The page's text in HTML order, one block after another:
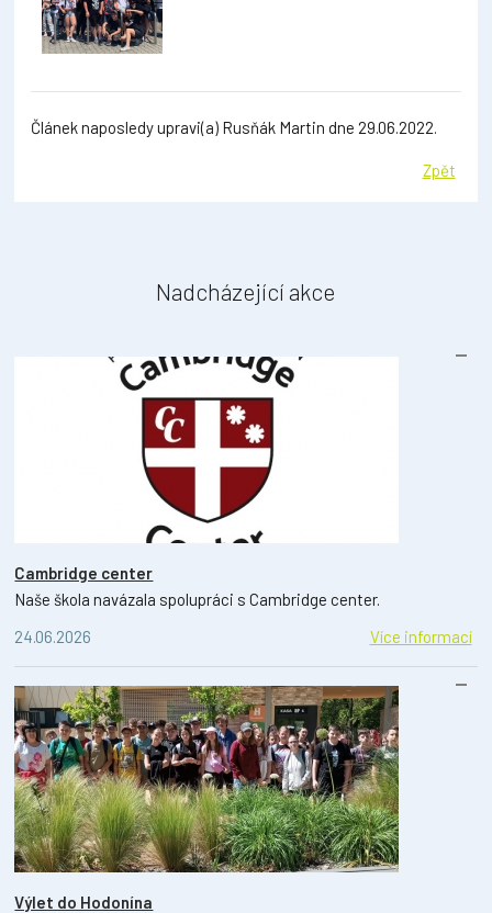
Článek naposledy upravi(a) Rusňák Martin dne 29.06.2022.
Zpět
Nadcházející akce
Cambridge center
Naše škola navázala spolupráci s Cambridge center.
24.06.2026
Více informací
Výlet do Hodonína